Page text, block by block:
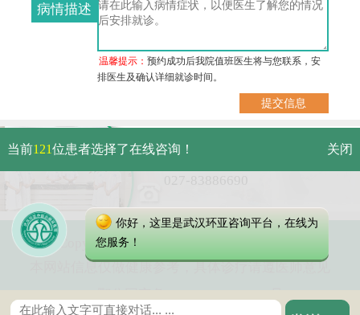
病情描述
温馨提示：预约成功后我院值班医生将与您联系，安
排医生及确认详细就诊时间。
武汉市硚口区解放大道479号
免费电话：
Copyright 2023 武汉环亚中医白癜风医院
本网站信息仅做健康参考，具体诊疗请遵医师意见
当前121位患者选择了在线咨询！ 关闭
你好，这里是武汉环亚咨询平台，在线为
您服务！